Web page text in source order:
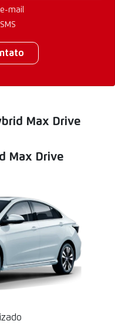
mail
Max Drive
Max Drive